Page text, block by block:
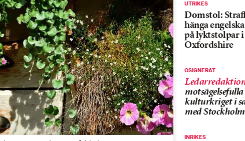
UTRIKES
Domstol:
hänga
på lyktstolpar i
Oxfordshire
OSIGNERAT
motsägelsefulla
kulturkriget i
med
INRIKES